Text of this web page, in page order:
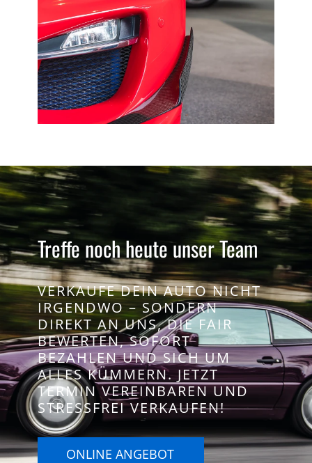
Treffe noch heute unser Team
VERKAUFE DEIN AUTO NICHT
IRGENDWO – SONDERN
DIREKT AN UNS, DIE FAIR
BEWERTEN, SOFORT
BEZAHLEN UND SICH UM
ALLES KÜMMERN. JETZT
TERMIN VEREINBAREN UND
STRESSFREI VERKAUFEN!
ONLINE ANGEBOT